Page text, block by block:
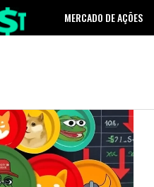
MERCADO DE AÇÕES